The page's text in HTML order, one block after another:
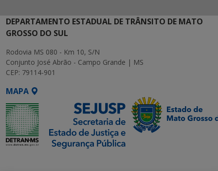
DEPARTAMENTO ESTADUAL DE TRÂNSITO DE MATO
GROSSO DO SUL
Rodovia MS 080 - Km 10, S/N
Conjunto José Abrão - Campo Grande | MS
CEP: 79114-901
MAPA